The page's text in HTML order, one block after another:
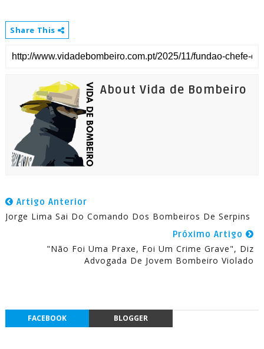
Share This
About Vida de Bombeiro
Artigo Anterior
Jorge Lima Sai Do Comando Dos Bombeiros De Serpins
Próximo Artigo
"Não Foi Uma Praxe, Foi Um Crime Grave", Diz
Advogada De Jovem Bombeiro Violado
FACEBOOK BLOGGER